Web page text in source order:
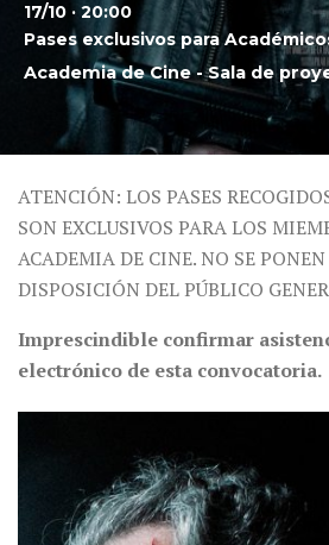
17/10 · 20:00
Pases exclusivos para
Academia de Cine - Sala de
ATENCIÓN: LOS PASES
SON EXCLUSIVOS PARA LOS
ACADEMIA DE CINE. NO SE
DISPOSICIÓN DEL PÚBLICO
Imprescindible confirmar
electrónico de esta convocatoria.